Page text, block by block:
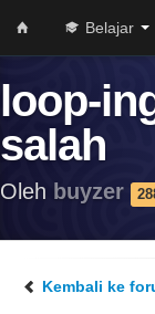
Belajar
loop-
salah
Oleh buyzer
Kembali ke